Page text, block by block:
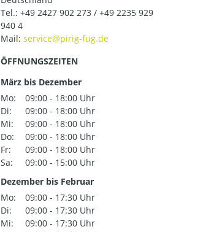
Tel.: +49 2427 902 273 / +49 2235 929
940 4
Mail:
ÖFFNUNGSZEITEN
März bis Dezember
Mo:
09:00 - 18:00 Uhr
Di:
09:00 - 18:00 Uhr
Mi:
09:00 - 18:00 Uhr
Do:
09:00 - 18:00 Uhr
Fr:
09:00 - 18:00 Uhr
Sa:
09:00 - 15:00 Uhr
Dezember bis Februar
Mo:
09:00 - 17:30 Uhr
Di:
09:00 - 17:30 Uhr
Mi:
09:00 - 17:30 Uhr